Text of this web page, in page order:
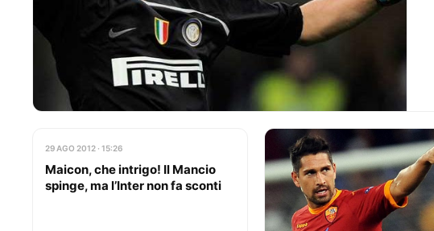
29 AGO 2012 · 15:26
Maicon, che intrigo! Il Mancio
spinge, ma l’Inter non fa sconti